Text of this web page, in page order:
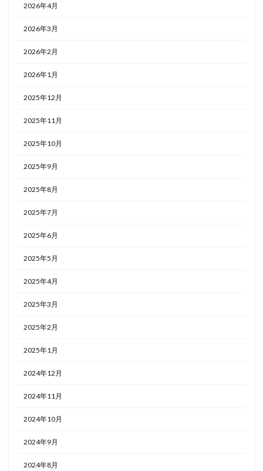
2026年4月
2026年3月
2026年2月
2026年1月
2025年12月
2025年11月
2025年10月
2025年9月
2025年8月
2025年7月
2025年6月
2025年5月
2025年4月
2025年3月
2025年2月
2025年1月
2024年12月
2024年11月
2024年10月
2024年9月
2024年8月